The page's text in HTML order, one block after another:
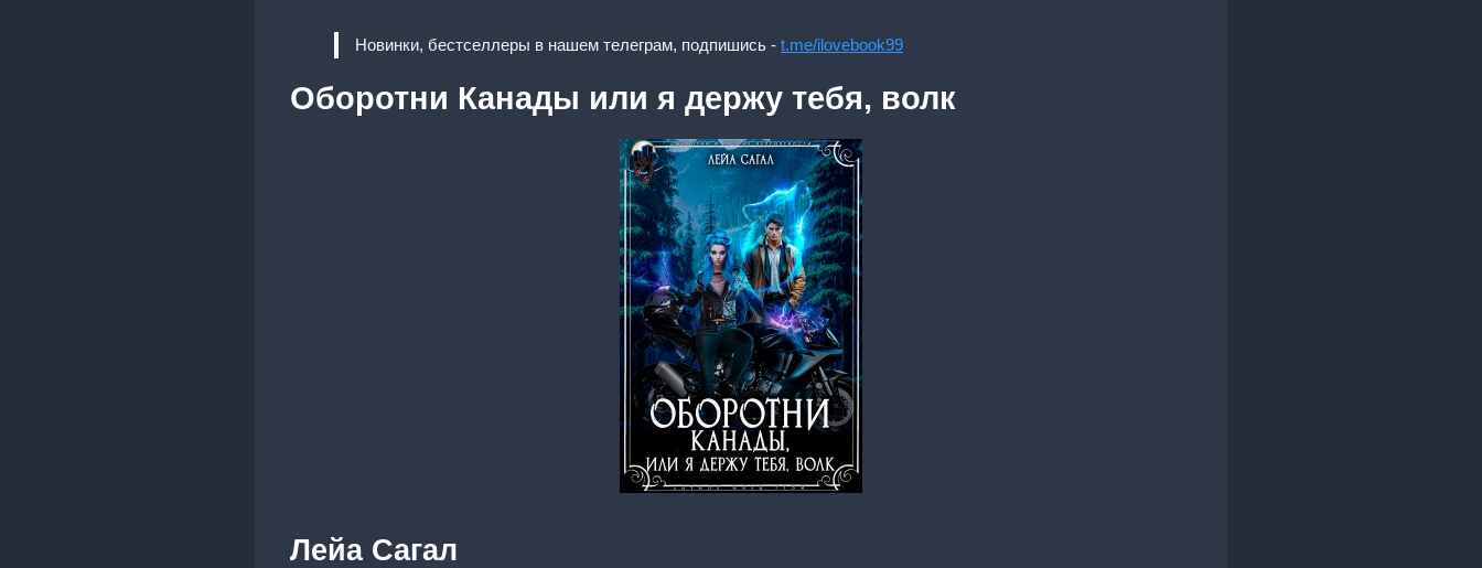
Новинки, бестселлеры в нашем телеграм, подпишись - t.me/ilovebook99
Оборотни Канады или я держу тебя, волк
Лейа Сагал